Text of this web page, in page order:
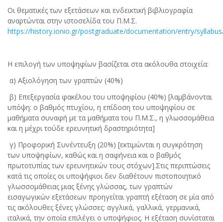
Οι θεματικές των εξετάσεων και ενδεικτική βιβλιογραφία
αναρτώνται στην ιστοσελίδα του Π.Μ.Σ.
https://history.ionio.gr/postgraduate/documentation/entry/
Η επιλογή των υποψηφίων βασίζεται στα ακόλουθα στοιχεία:
α) Αξιολόγηση των γραπτών (40%)
β) Επεξεργασία φακέλου του υποψηφίου (40%) [λαμβάνονται
υπόψη: ο βαθμός πτυχίου, η επίδοση του υποψηφίου σε
μαθήματα συναφή με τα μαθήματα του Π.Μ.Σ., η γλωσσομάθεια
και η μέχρι τούδε ερευνητική δραστηριότητα]
γ) Προφορική Συνέντευξη (20%) [εκτιμώνται η συγκρότηση
των υποψηφίων, καθώς και η σαφήνεια και ο βαθμός
πρωτοτυπίας των ερευνητικών τους στόχων].Στις περιπτώσεις
κατά τις οποίες οι υποψήφιοι δεν διαθέτουν πιστοποιητικό
γλωσσομάθειας μιας ξένης γλώσσας, των γραπτών
εισαγωγικών εξετάσεων προηγείται γραπτή εξέταση σε μία από
τις ακόλουθες ξένες γλώσσες: αγγλικά, γαλλικά, γερμανικά,
ιταλικά, την οποία επιλέγει ο υποψήφιος. Η εξέταση συνίσταται